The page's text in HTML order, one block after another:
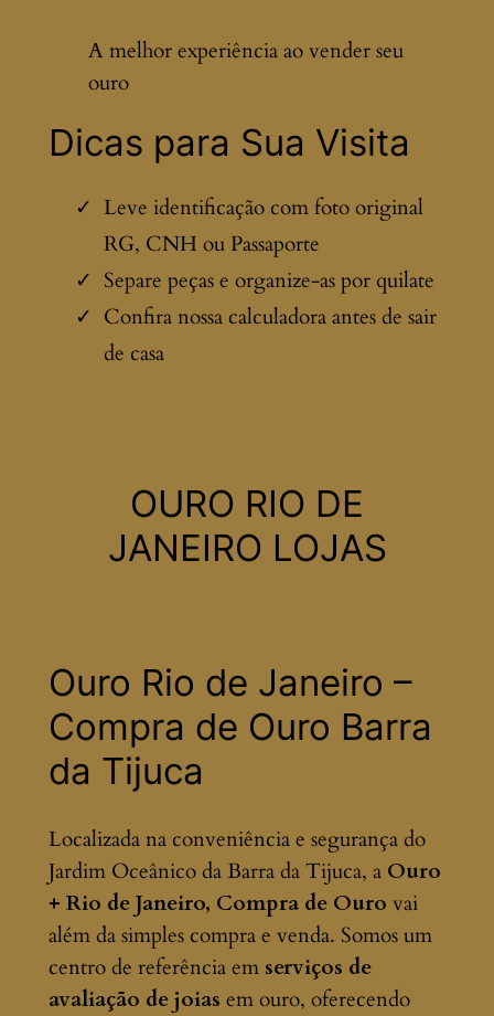
A melhor experiência ao vender seu
ouro
Dicas para Sua Visita
Leve identificação com foto original
RG, CNH ou Passaporte
Separe peças e organize-as por quilate
Confira nossa calculadora antes de sair
de casa
OURO RIO DE
JANEIRO LOJAS
Ouro Rio de Janeiro –
Compra de Ouro Barra
da Tijuca
Localizada na conveniência e segurança do
Jardim Oceânico da Barra da Tijuca, a Ouro
+ Rio de Janeiro, Compra de Ouro vai
além da simples compra e venda. Somos um
centro de referência em serviços de
avaliação de joias em ouro, oferecendo